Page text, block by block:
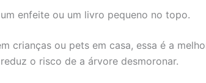
enfeite ou um livro pequeno no topo.
crianças ou pets em casa, essa é a
o risco de a árvore desmoronar.